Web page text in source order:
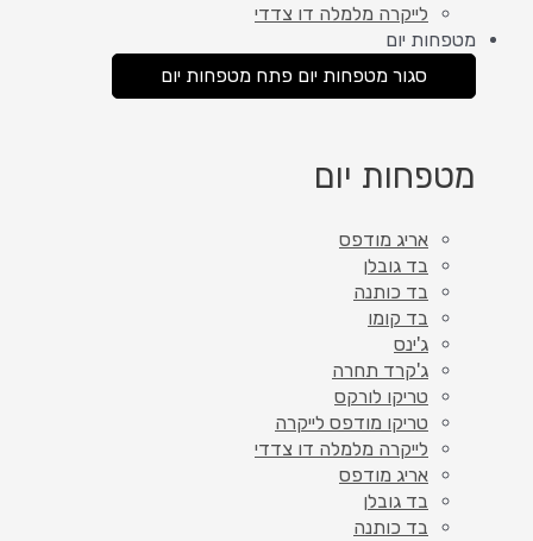
לייקרה מלמלה דו צדדי
מטפחות יום
סגור מטפחות יום פתח מטפחות יום
מטפחות יום
אריג מודפס
בד גובלן
בד כותנה
בד קומו
ג'ינס
ג'קרד תחרה
טריקו לורקס
טריקו מודפס לייקרה
לייקרה מלמלה דו צדדי
אריג מודפס
בד גובלן
בד כותנה